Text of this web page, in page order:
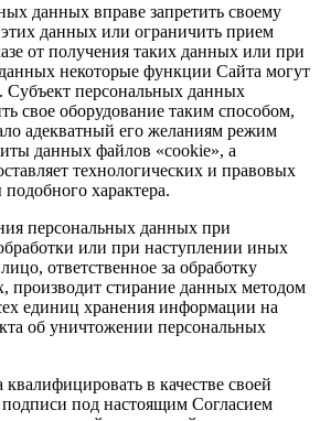
данных вправе запретить своему
данных или ограничить прием
от получения таких данных или при
некоторые функции Сайта могут
Субъект персональных данных
свое оборудование таким способом,
адекватный его желаниям режим
данных файлов «cookie», а
технологических и правовых
характера.
персональных данных при
или при наступлении иных
ответственное за обработку
производит стирание данных методом
единиц хранения информации на
об уничтожении персональных
квалифицировать в качестве своей
под настоящим Согласием